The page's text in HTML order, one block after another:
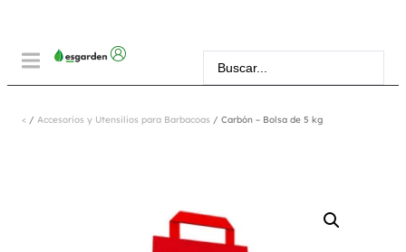
< / Accesorios y Utensilios para Barbacoas / Carbón – Bolsa de 5 kg